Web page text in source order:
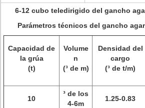
6-12 cubo teledirigido del gancho
Parámetros técnicos del gancho
Capacidad de
la grúa
(t)
Volume
n
(³ de m)
Densidad del
cargo
(³ de t/m)
10
³ de los
4-6m
1.25-0.83